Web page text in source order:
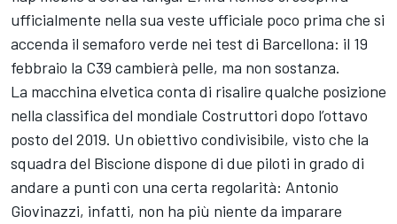
ufficialmente nella sua veste ufficiale poco prima che si
accenda il semaforo verde nei test di Barcellona: il 19
febbraio la C39 cambierà pelle, ma non sostanza.
La macchina elvetica conta di risalire qualche posizione
nella classifica del mondiale Costruttori dopo l’ottavo
posto del 2019. Un obiettivo condivisibile, visto che la
squadra del Biscione dispone di due piloti in grado di
andare a punti con una certa regolarità: Antonio
Giovinazzi, infatti, non ha più niente da imparare